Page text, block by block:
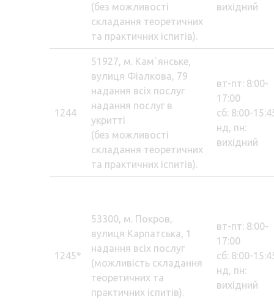
(без можливості
складання теоретичних
та практичних іспитів).
вихідний
1244
51927, м. Кам`янське,
вулиця Фіалкова, 79
надання всіх послуг
надання послуг в
укритті
(без можливості
складання теоретичних
та практичних іспитів).
вт-пт: 8:00-
17:00
сб: 8:00-
нд, пн:
вихідний
1245*
53300, м. Покров,
вулиця Карпатська, 1
надання всіх послуг
(можливість складання
теоретичних та
практичних іспитів).
вт-пт: 8:00-
17:00
сб: 8:00-
нд, пн:
вихідний